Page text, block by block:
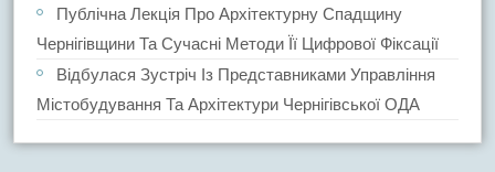
Публічна Лекція Про Архітектурну Спадщину
Чернігівщини Та Сучасні Методи Її Цифрової Фіксації
Відбулася Зустріч Із Представниками Управління
Містобудування Та Архітектури Чернігівської ОДА